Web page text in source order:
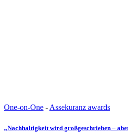
One-on-One -Assekuranz awards
„Nachhaltigkeit wird großgeschrieben –